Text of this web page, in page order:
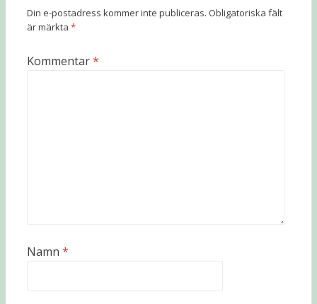
Din e-postadress kommer inte publiceras. Obligatoriska fält
är märkta *
Kommentar*
Namn *